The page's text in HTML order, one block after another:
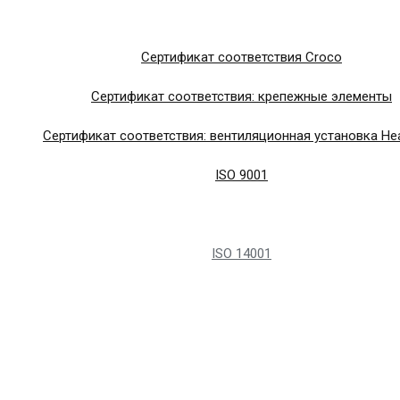
Сертификат соответствия Croco
Сертификат соответствия: крепежные элементы
Сертификат соответствия: вентиляционная установка
ISO 9001
ISO 14001